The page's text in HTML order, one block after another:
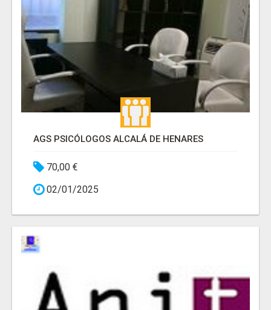
AGS PSICÓLOGOS ALCALÁ DE HENARES
70,00 €
02/01/2025